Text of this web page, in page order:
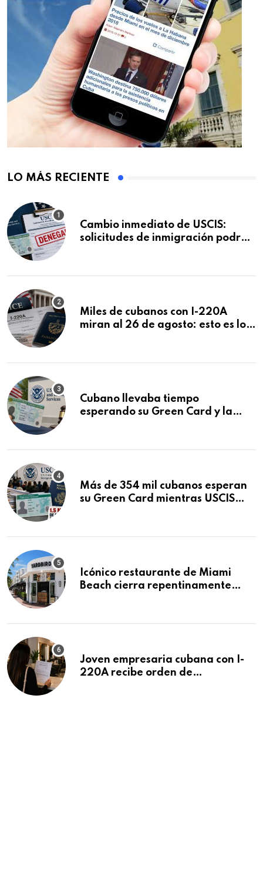
LO MÁS RECIENTE
Cambio inmediato de USCIS:
solicitudes de inmigración podrán
Miles de cubanos con I-220A
miran al 26 de agosto: esto es lo
Cubano llevaba tiempo
esperando su Green Card y la
Más de 354 mil cubanos esperan
su Green Card mientras USCIS
Icónico restaurante de Miami
Beach cierra repentinamente
Joven empresaria cubana con I-
220A recibe orden de